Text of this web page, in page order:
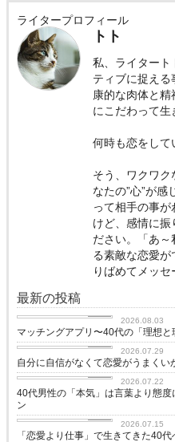
ライタープロフィール
トト
私、ライタート
ティブに捉える
康的な肉体と
にこだわって生
何時も恋をして
そう、ワクワク
なたの”心”が
って相手の事
けど、感情に振
ださい。「あ
る素敵な恋愛が
りばめてメッセ
最新の投稿
2026.08.03
マッチングアプリ〜40代の「理想
love
2026.07.29
自分に自信がなくて恋愛がうまく
love
2026.07.22
40代男性の「本気」は言葉より態
ン
love
2026.07.15
「恋愛より仕事」で生きてきた40